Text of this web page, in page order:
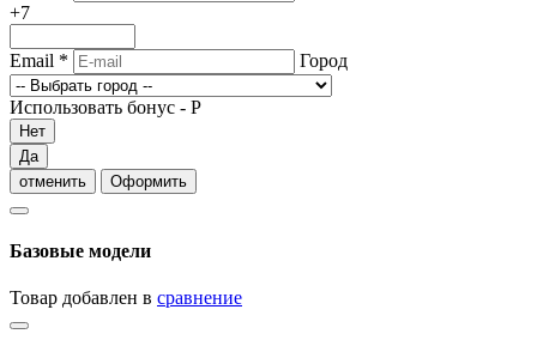
+7
Email * Город
Использовать бонус - Р
Нет
Да
отменить
Оформить
Базовые модели
Товар добавлен в сравнение